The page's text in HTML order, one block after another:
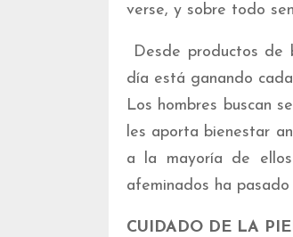
verse, y sobre todo
Desde productos de
día está ganando
Los hombres buscan
les aporta bienestar
a la mayoría de
afeminados ha
CUIDADO DE LA